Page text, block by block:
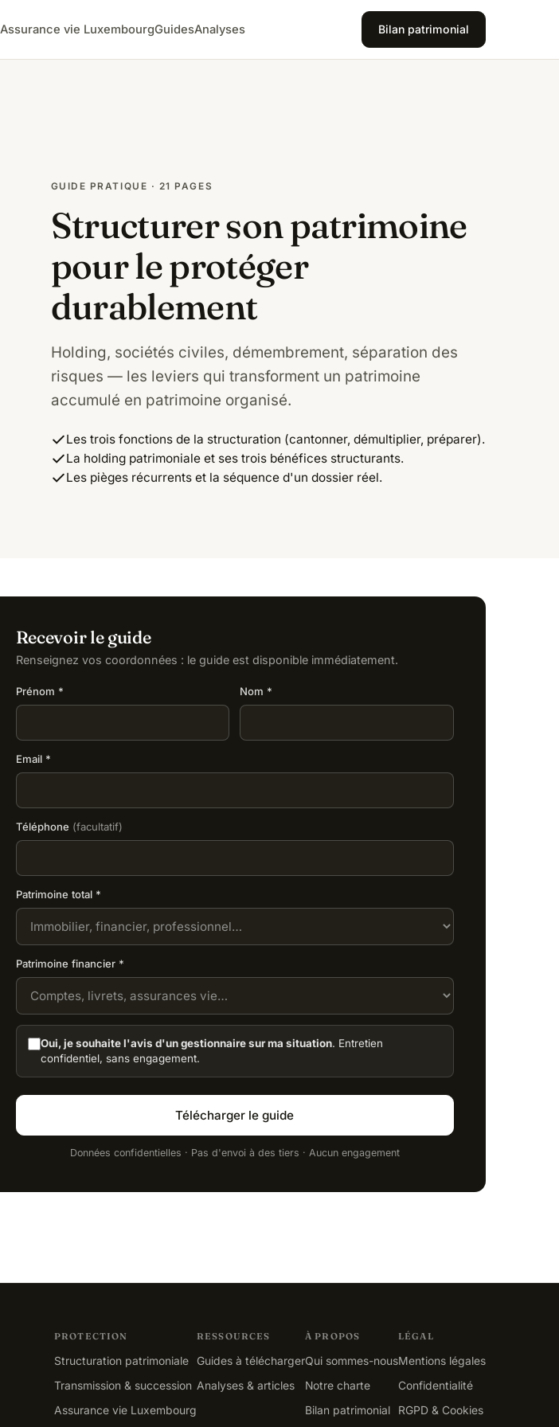
Assurance vie LuxembourgGuidesAnalyses Bilan patrimonial
GUIDE PRATIQUE · 21 PAGES
Structurer son patrimoine
pour le protéger
durablement
Holding, sociétés civiles, démembrement, séparation des
risques — les leviers qui transforment un patrimoine
accumulé en patrimoine organisé.
Les trois fonctions de la structuration (cantonner, démultiplier, préparer).
La holding patrimoniale et ses trois bénéfices structurants.
Les pièges récurrents et la séquence d'un dossier réel.
Recevoir le guide
Renseignez vos coordonnées : le guide est disponible immédiatement.
Prénom * Nom *
Email *
Téléphone (facultatif)
Patrimoine total *
Patrimoine financier *
Oui, je souhaite l'avis d'un gestionnaire sur ma situation. Entretien
confidentiel, sans engagement.
Télécharger le guide
Données confidentielles · Pas d'envoi à des tiers · Aucun engagement
PROTECTION
Structuration patrimoniale
Transmission & succession
Assurance vie Luxembourg
RESSOURCES
Guides à télécharger
Analyses & articles
À PROPOS
Qui sommes-nous
Notre charte
Bilan patrimonial
LÉGAL
Mentions légales
Confidentialité
RGPD & Cookies